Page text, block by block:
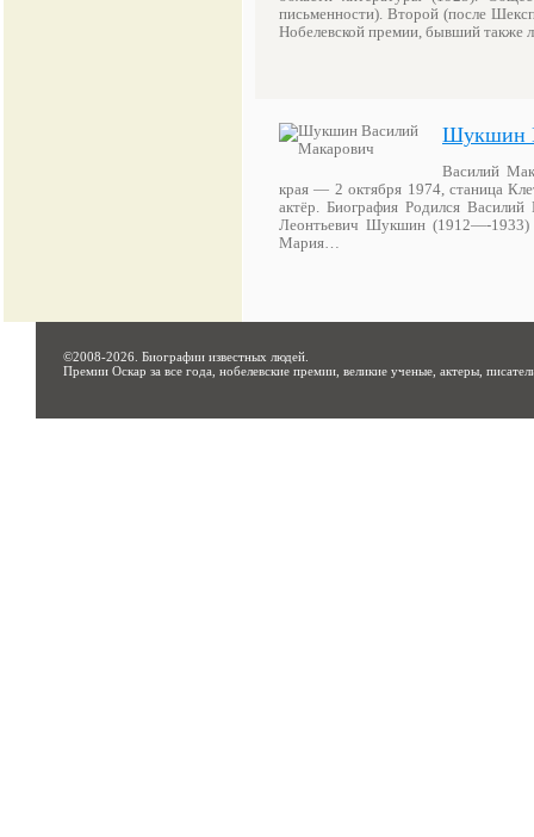
письменности). Второй (после
Нобелевской премии, бывший также
Шукшин
Василий
края — 2 октября 1974, станица
актёр. Биография Родился
Леонтьевич Шукшин (1912—-1933)
Мария…
©2008-2026. Биографии известных людей
Премии Оскар за все года, нобелевские премии, великие ученые, актеры,